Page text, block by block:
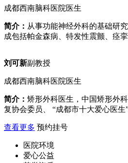
成都西南脑科医院医生
简介： 从事功能神经外科的基础研
成包括帕金森病、特发性震颤、痉
刘可新副教授
成都西南脑科医院医生
简介： 矫形外科医生，中国矫形外
复协会委员、 “成都市十大爱心医
查看更多 预约挂号
医院环境
爱心公益